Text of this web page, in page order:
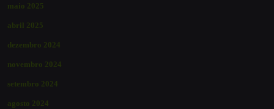
maio 2025
abril 2025
dezembro 2024
novembro 2024
setembro 2024
agosto 2024